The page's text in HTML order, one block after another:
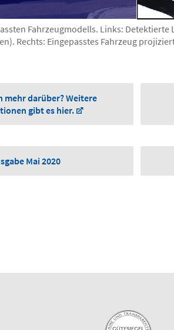
Fahrzeugmodells. Links:
Rechts: Eingepasstes Fahrzeug
mehr darüber? Weitere
gibt es hier.
Mai 2020